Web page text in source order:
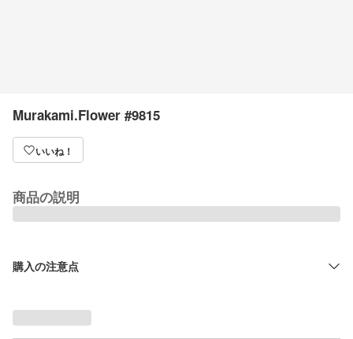
Murakami.Flower #9815
いいね！
商品の説明
購入の注意点